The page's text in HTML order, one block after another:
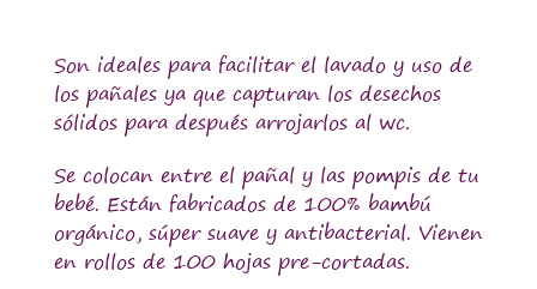
Son ideales para facilitar el lavado y uso de
los pañales ya que capturan los desechos
sólidos para después arrojarlos al wc.
Se colocan entre el pañal y las pompis de tu
bebé. Están fabricados de 100% bambú
orgánico, súper suave y antibacterial. Vienen
en rollos de 100 hojas pre-cortadas.